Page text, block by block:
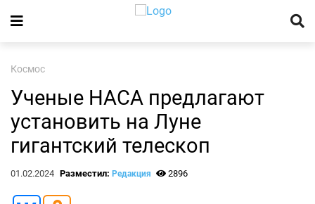
Космос
Ученые НАСА предлагают
установить на Луне
гигантский телескоп
01.02.2024 Разместил: Редакция 2896